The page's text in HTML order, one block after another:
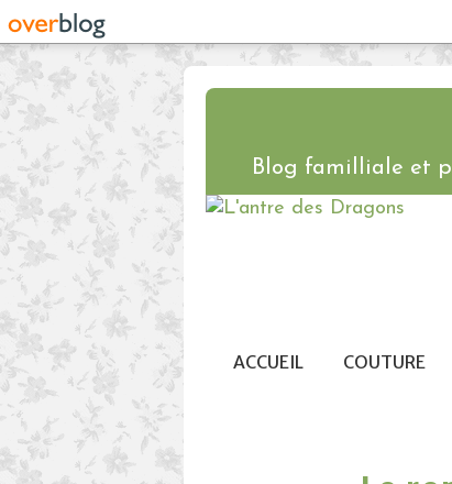
Blog familliale et
ACCUEIL COUTURE